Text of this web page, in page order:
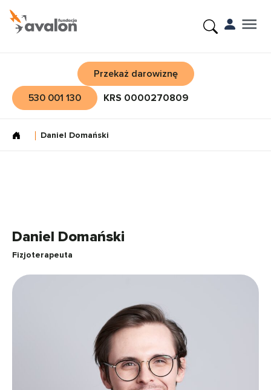
Przekaż darowiznę
530 001 130
KRS 0000270809
Daniel Domański
Daniel Domański
Fizjoterapeuta